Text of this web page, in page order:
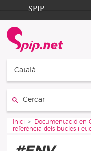
Aller au contenu
Aller à la navigation
SPIP
Documentation
Contribution
Català
Vous êtes ici :
Inici Documentació en
referència dels bucles i